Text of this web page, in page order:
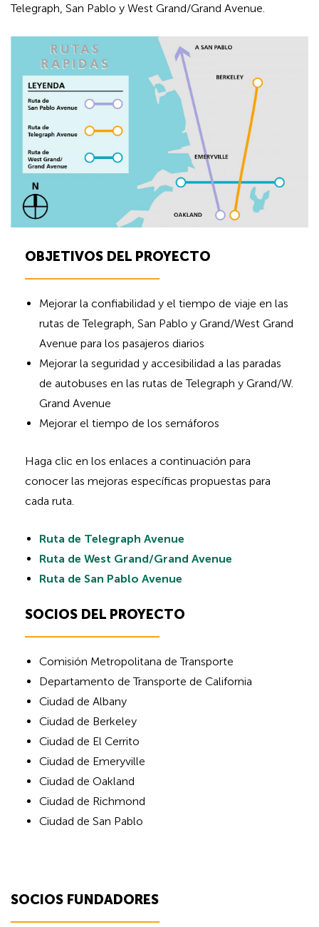
Telegraph, San Pablo y West Grand/Grand Avenue.
H
i
d
n
a
i
n
g
o
r
A
A
OBJETIVOS DEL PROYECTO
Mejorar la confiabilidad y el tiempo de viaje en las
rutas de Telegraph, San Pablo y Grand/West Grand
Avenue para los pasajeros diarios
Mejorar la seguridad y accesibilidad a las paradas
de autobuses en las rutas de Telegraph y Grand/W.
Grand Avenue
Mejorar el tiempo de los semáforos
Haga clic en los enlaces a continuación para
conocer las mejoras específicas propuestas para
cada ruta.
Ruta de Telegraph Avenue
Ruta de West Grand/Grand Avenue
Ruta de San Pablo Avenue
SOCIOS DEL PROYECTO
Comisión Metropolitana de Transporte
Departamento de Transporte de California
Ciudad de Albany
Ciudad de Berkeley
Ciudad de El Cerrito
Ciudad de Emeryville
Ciudad de Oakland
Ciudad de Richmond
Ciudad de San Pablo
SOCIOS FUNDADORES